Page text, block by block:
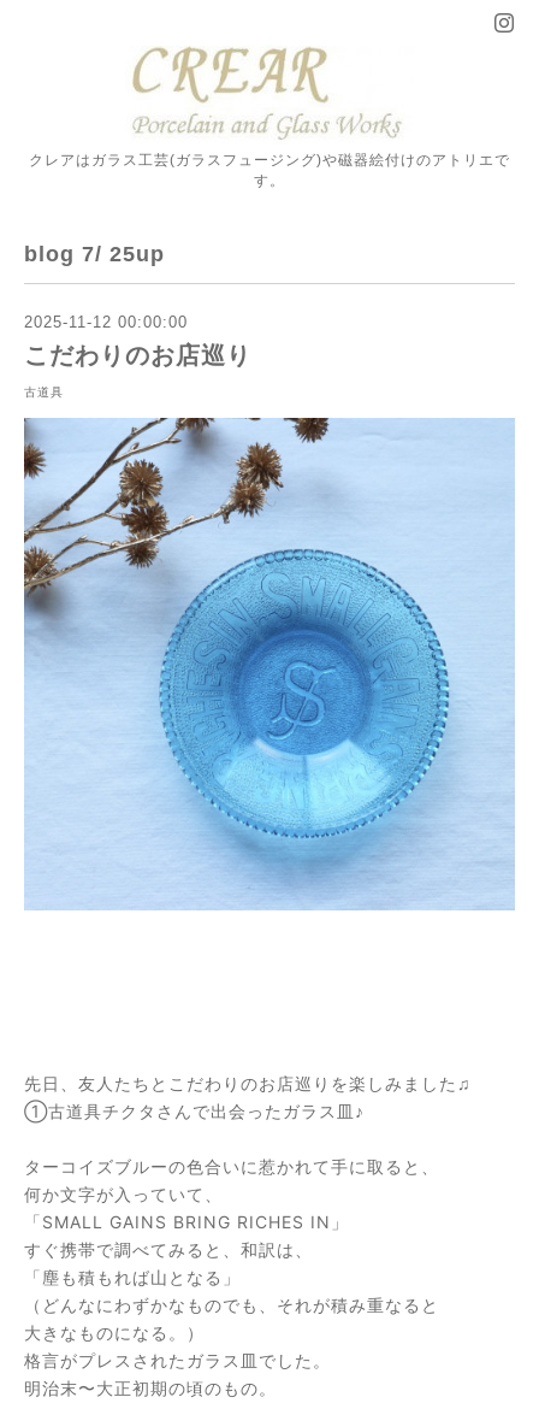
クレアはガラス工芸(ガラスフュージング)や磁器絵付けのアトリエで
す。
blog 7/ 25up
2025-11-12 00:00:00
こだわりのお店巡り
古道具
先日、友人たちとこだわりのお店巡りを楽しみました♫
①古道具チクタさんで出会ったガラス皿♪
ターコイズブルーの色合いに惹かれて手に取ると、
何か文字が入っていて、
「SMALL GAINS BRING RICHES IN」
すぐ携帯で調べてみると、和訳は、
「塵も積もれば山となる」
（どんなにわずかなものでも、それが積み重なると
大きなものになる。）
格言がプレスされたガラス皿でした。
明治末〜大正初期の頃のもの。